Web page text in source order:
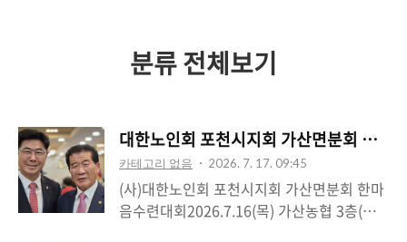
간
분류 전체보기
대한노인회 포천시지회 가산면분회 한마
카테고리 없음 2026. 7. 17. 09:45
(사)대한노인회 포천시지회 가산면분회 한마
음수련대회2026.7.16(목) 가산농협 3층(사)